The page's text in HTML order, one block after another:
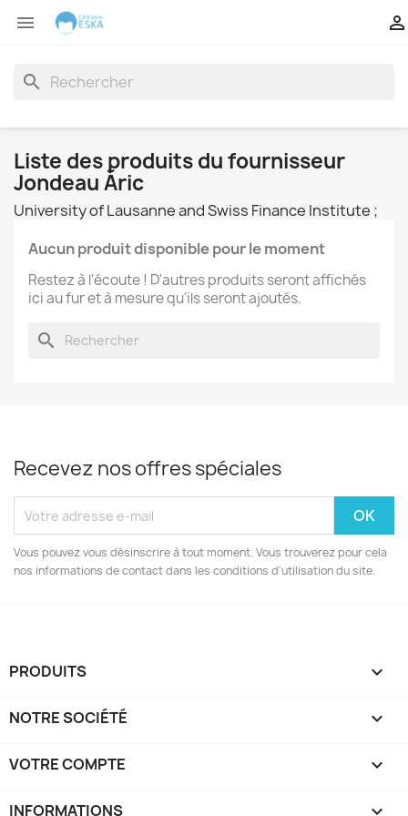
 
search
Liste des produits du fournisseur
Jondeau Ãric
University of Lausanne and Swiss Finance Institute ;
Aucun produit disponible pour le moment
Restez à l'écoute ! D'autres produits seront affichés
ici au fur et à mesure qu'ils seront ajoutés.
search
Recevez nos offres spéciales
Vous pouvez vous désinscrire à tout moment. Vous trouverez pour cela
nos informations de contact dans les conditions d'utilisation du site.
PRODUITS 
NOTRE SOCIÉTÉ 
VOTRE COMPTE 
INFORMATIONS keyboard_arrow_down